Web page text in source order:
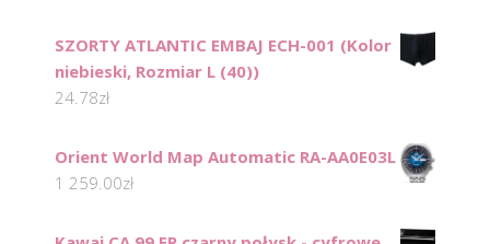
SZORTY ATLANTIC EMBAJ ECH-001 (Kolor
niebieski, Rozmiar L (40))
24.78zł
Orient World Map Automatic RA-AA0E03L
1 259.00zł